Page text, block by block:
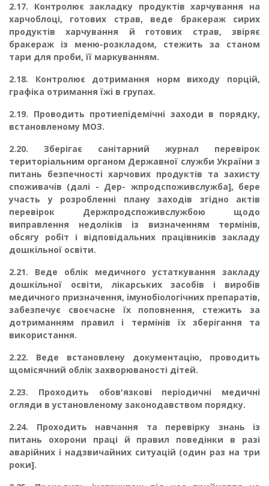
2.17. Контролює закладку продуктів харчування на
харчоблоці, готових страв, веде бракераж сирих
продуктів харчування й готових страв, звіряє
бракераж із меню-розкладом, стежить за станом
тари для проби, її маркуванням.
2.18. Контролює дотримання норм виходу порцій,
графіка отримання їжі в групах.
2.19. Проводить протиепідемічні заходи в порядку,
встановленому МОЗ.
2.20. Зберігає санітарний журнал перевірок
територіальним органом Державної служ­би України з
питань безпечності харчових продуктів та захисту
споживачів (далі - Дер- жпродспоживслужба], бере
участь у розробленні плану заходів згідно актів
перевірок Держпродспоживслужбою щодо
виправлення недоліків із визначенням термінів,
обсягу робіт і відповідальних працівників закладу
дошкільної освіти.
2.21. Веде облік медичного устаткування закладу
дошкільної освіти, лікарських засобів і виробів
медичного призначення, імунобіологічних препаратів,
забезпечує своєчасне їх по­повнення, стежить за
дотриманням правил і термінів їх зберігання та
використання.
2.22. Веде встановлену документацію, проводить
щомісячний облік захворюваності ді­тей.
2.23. Проходить обов'язкові періодичні медичні
огляди в установленому законодав­ством порядку.
2.24. Проходить навчання та перевірку знань із
питань охорони праці й правил пове­дінки в разі
аварійних і надзвичайних ситуацій (один раз на три
роки].